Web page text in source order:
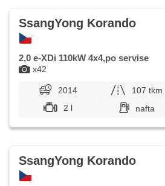
x42
SsangYong Korando
2,0 e-XDi 110kW 4x4,po servise
2014 107 tkm
2 l
nafta
SsangYong Korando